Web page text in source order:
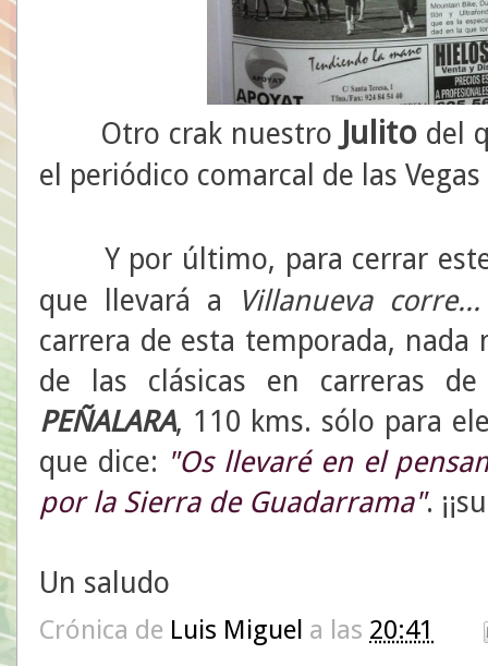
Otro crak nuestro Julito del
el periódico comarcal de las
Y por último, para cerrar
que llevará a
Villanueva
carrera de esta temporada, nada
de las clásicas en carreras
PEÑALARA, 110 kms. sólo para
que dice: "Os llevaré en el
por la Sierra de Guadarrama".
Un saludo
Crónica de Luis Miguel a las 20:41